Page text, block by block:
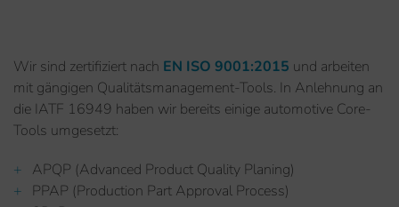
Wir sind zertifiziert nach EN ISO 9001:2015 und arbeiten
mit gängigen Qualitätsmanagement-Tools. In Anlehnung an
die IATF 16949 haben wir bereits einige automotive Core-
Tools umgesetzt:
APQP (Advanced Product Quality Planing)
PPAP (Production Part Approval Process)